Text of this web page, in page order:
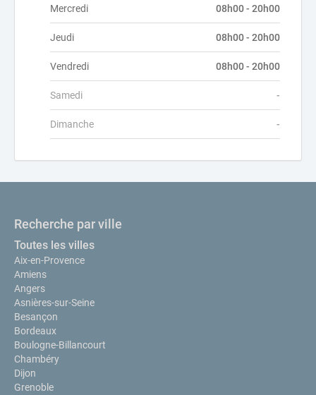
Mercredi 08h00 - 20h00
Jeudi 08h00 - 20h00
Vendredi 08h00 - 20h00
Samedi -
Dimanche -
Recherche par ville
Toutes les villes
Aix-en-Provence
Amiens
Angers
Asnières-sur-Seine
Besançon
Bordeaux
Boulogne-Billancourt
Chambéry
Dijon
Grenoble